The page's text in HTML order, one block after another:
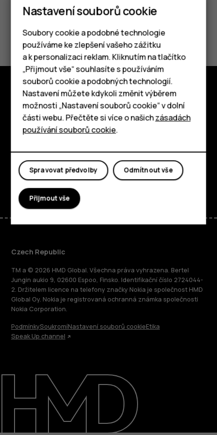
Chytré telefony
Tlačítkové telefony
Tablety
O nás
Oprava, opětovné použití, recyklace
Podpora
Czech Republic
Pomohlo vám to?
Ano Ne
Prozkoumat
O nás
Podpora
FacebookInstagram
TiktokYoutubeLinkedinDiscord
Czech Republic
TM a © 2026 HMD Global. Všechna práva vyhrazena. Bertel
Jungin aukio 9, 02600 Espoo, Finsko. Identifikační číslo 2724044-
2. Držitelem licence na telefony značky Nokia je společnost HMD
Global Oy. Nokia je registrovaná ochranná známka společnosti
Nokia Corporation.
PodmínkySoukromíNastavení souborů cookieEtika
Speak Up channel
Nastavení souborů cookie
Soubory cookie a podobné technologie
používáme ke zlepšení vašeho zážitku
a k personalizaci reklam. Kliknutím na tlačítko
„Přijmout vše“ souhlasíte s používáním
souborů cookie a podobných technologií.
Nastavení můžete kdykoli změnit výběrem
možnosti „Nastavení souborů cookie“ v dolní
části webu. Přečtěte si více o našichzásadách
používání souborů cookie.
Odmítnout vše
Spravovat předvolby
Přijmout vše